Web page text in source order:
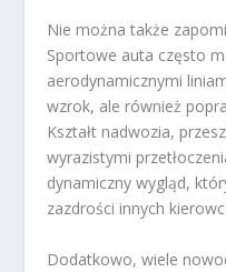
Nie można także
Sportowe auta często
aerodynamicznymi
wzrok, ale również
Kształt nadwozia,
wyrazistymi
dynamiczny wygląd,
zazdrości innych
Dodatkowo, wiele